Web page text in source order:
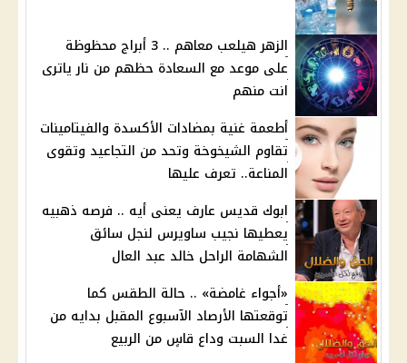
الزهر هيلعب معاهم .. 3 أبراج محظوظة
على موعد مع السعادة حظهم من نار ياترى
انت منهم
أطعمة غنية بمضادات الأكسدة والفيتامينات
تقاوم الشيخوخة وتحد من التجاعيد وتقوى
المناعة.. تعرف عليها
ابوك قديس عارف يعنى أيه .. فرصه ذهبيه
يعطيها نجيب ساويرس لنجل سائق
الشهامة الراحل خالد عبد العال
«أجواء غامضة» .. حالة الطقس كما
توقعتها الأرصاد الآسبوع المقبل بدايه من
غدا السبت وداع قاسٍ من الربيع